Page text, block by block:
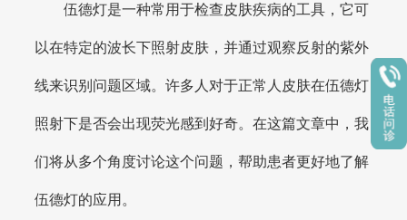
伍德灯是一种常用于检查皮肤疾病的工具，它可
以在特定的波长下照射皮肤，并通过观察反射的紫外
线来识别问题区域。许多人对于正常人皮肤在伍德灯
照射下是否会出现荧光感到好奇。在这篇文章中，我
们将从多个角度讨论这个问题，帮助患者更好地了解
伍德灯的应用。